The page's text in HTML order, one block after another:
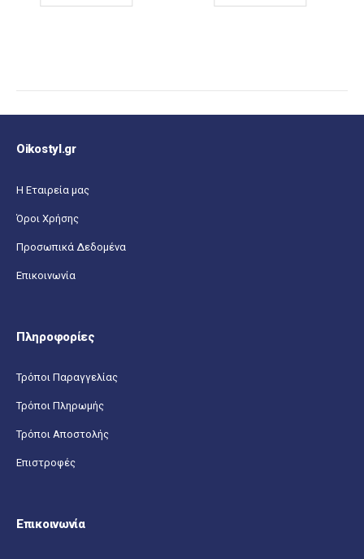
Oikostyl.gr
Η Εταιρεία μας
Όροι Χρήσης
Προσωπικά Δεδομένα
Επικοινωνία
Πληροφορίες
Τρόποι Παραγγελίας
Τρόποι Πληρωμής
Τρόποι Αποστολής
Επιστροφές
Επικοινωνία